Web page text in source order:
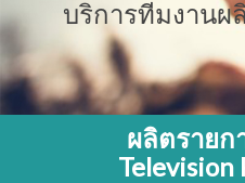
บริการทีมงานผ
ผลิตรายก
Television